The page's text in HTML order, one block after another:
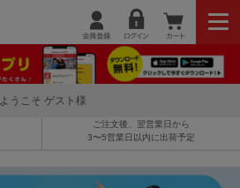
ようこそ ゲスト様
ご注文後、翌営業日から
3〜5営業日以内に出荷予定